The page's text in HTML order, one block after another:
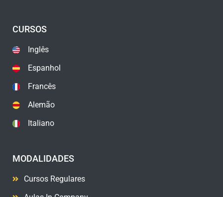
CURSOS
Inglês
Espanhol
Francês
Alemão
Italiano
MODALIDADES
Cursos Regulares